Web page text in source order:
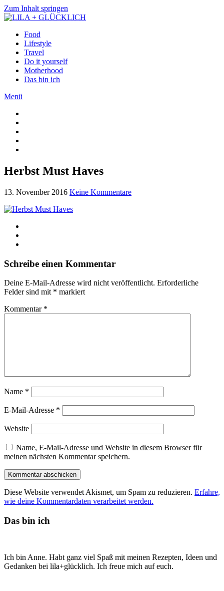
Zum Inhalt springen
Food
Lifestyle
Travel
Do it yourself
Motherhood
Das bin ich
Menü
Herbst Must Haves
13. November 2016 Keine Kommentare
Schreibe einen Kommentar
Deine E-Mail-Adresse wird nicht veröffentlicht. Erforderliche
Felder sind mit * markiert
Kommentar *
Name *
E-Mail-Adresse *
Website
Name, E-Mail-Adresse und Website in diesem Browser für
meinen nächsten Kommentar speichern.
Diese Website verwendet Akismet, um Spam zu reduzieren. Erfahre,
wie deine Kommentardaten verarbeitet werden.
Das bin ich
Ich bin Anne. Habt ganz viel Spaß mit meinen Rezepten, Ideen und
Gedanken bei lila+glücklich. Ich freue mich auf euch.